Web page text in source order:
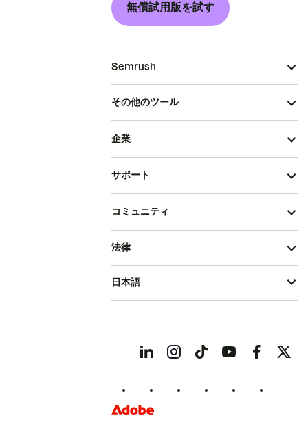
無償試用版を試す
Semrush
その他のツール
企業
サポート
コミュニティ
法律
日本語